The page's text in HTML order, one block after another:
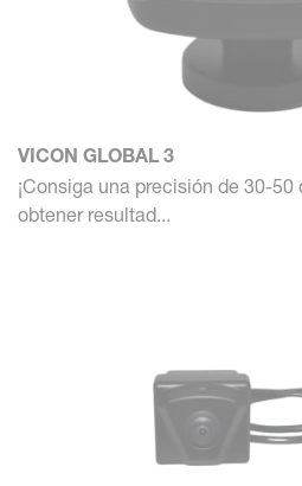
VICON GLOBAL 3
¡Consiga una precisión de 30-
obtener resultad...